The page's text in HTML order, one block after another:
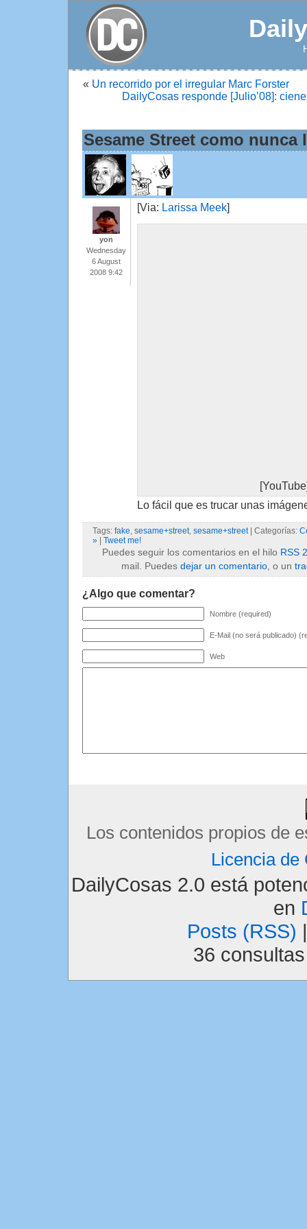
« Un recorrido por el irregular Marc Forster
DailyCosas responde [Julio’08]:
Sesame Street como
yon
Wednesday
6 August
2008 9:42
[Via: Larissa Meek]
Lo fácil que es trucar unas
Tags: fake, sesame+street, sesame+street| Categorías:
»
Tweet me!
Puedes seguir los comentarios en el hilo RSS
mail. Puedes dejar un comentario , o un
¿Algo que comentar?
Nombre (required)
E-Mail (no será publicado)
Web
Los contenidos propios de
Licencia de
DailyCosas 2.0 está
en
Posts (RSS)
36